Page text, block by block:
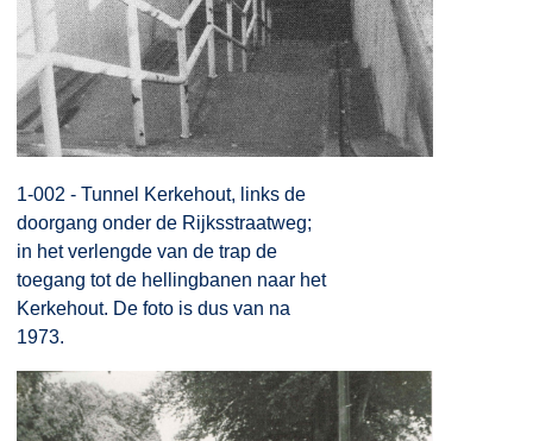
1-002 - Tunnel Kerkehout, links de
doorgang onder de Rijksstraatweg;
in het verlengde van de trap de
toegang tot de hellingbanen naar het
Kerkehout. De foto is dus van na
1973.